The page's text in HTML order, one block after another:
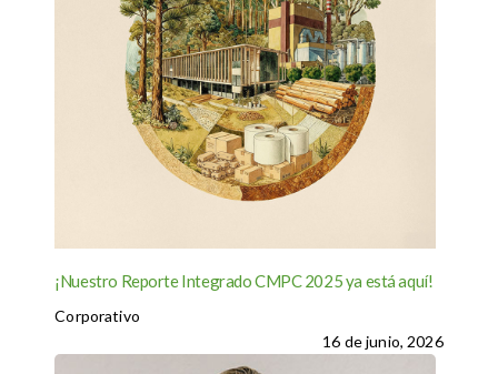
¡Nuestro Reporte Integrado CMPC 2025 ya está aquí!
Corporativo
16 de junio, 2026